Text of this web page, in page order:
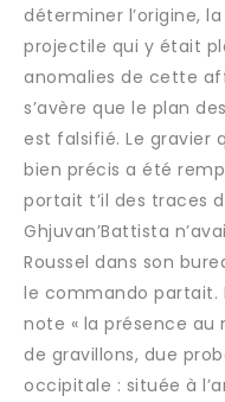
déterminer l’origine,
projectile qui y était
anomalies de cette
s’avère que le plan
est falsifié. Le gravier
bien précis a été
portait t’il des traces
Ghjuvan’Battista
Roussel dans son
le commando partait.
note « la présence
de gravillons, due
occipitale : située à